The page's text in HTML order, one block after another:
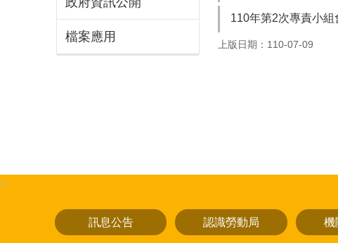
檔案應用
110年第2次專責小組
上版日期：110-07-09
:::
訊息公告 認識勞動局 機